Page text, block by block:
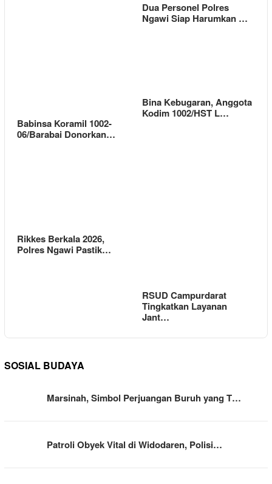
Dua Personel Polres
Ngawi Siap Harumkan …
Babinsa Koramil 1002-
06/Barabai Donorkan…
Bina Kebugaran, Anggota
Kodim 1002/HST L…
Rikkes Berkala 2026,
Polres Ngawi Pastik…
RSUD Campurdarat
Tingkatkan Layanan
Jant…
SOSIAL BUDAYA
Marsinah, Simbol Perjuangan Buruh yang T…
Patroli Obyek Vital di Widodaren, Polisi…